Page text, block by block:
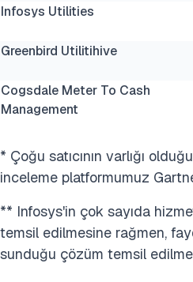
Infosys Utilities
Greenbird Utilitihive
Cogsdale Meter To Cash
Management
* Çoğu satıcının varlığı
inceleme platformumuz
** Infosys'in çok sayıda
temsil edilmesine rağmen,
sunduğu çözüm temsil